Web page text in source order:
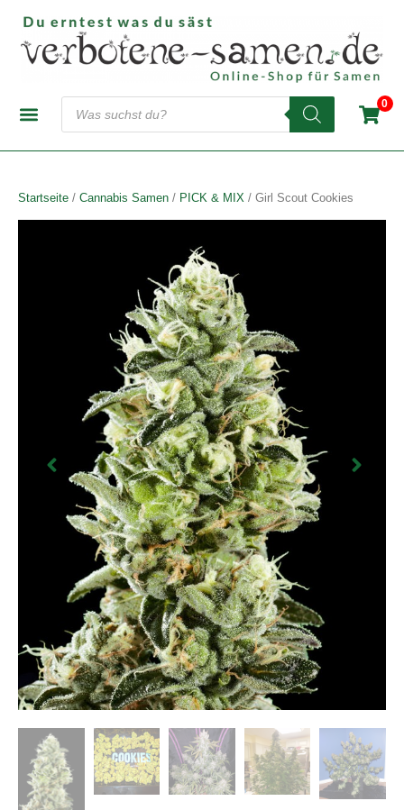
Inhalt
springen
Products
search
0
Startseite / Cannabis Samen / PICK & MIX / Girl Scout Cookies